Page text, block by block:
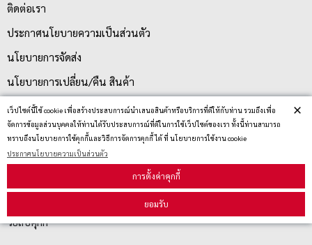
เว็ปไซต์นี้ใช้ cookie เพื่อสร้างประสบการณ์นำเสนอสินค้าหรือบริการที่ดีให้กับท่าน รวมถึงเพื่อ
จัดการข้อมูลส่วนบุคคลให้ท่านได้รับประสบการณ์ที่ดีในการใช้เว็ปไซต์ของเรา ทั้งนี้ท่านสามารถ
ทราบถึงนโยบายการใช้คุกกี้และวิธีการจัดการคุกกี้ ได้ ที่ นโยบายการใช้งาน cookie
ประกาศนโยบายความเป็นส่วนตัว
การตั้งค่าคุกกี้
ยอมรับ
×
ติดต่อเรา
ประกาศนโยบายความเป็นส่วนตัว
นโยบายการจัดส่ง
นโยบายการเปลี่ยน/คืน สินค้า
บริการลูกค้า
วิธีลบคุกกี้